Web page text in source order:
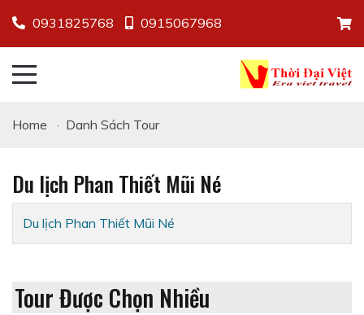
0931825768 0915067968
Home · Danh Sách Tour
Du lịch Phan Thiết Mũi Né
Du lịch Phan Thiết Mũi Né
Tour Được Chọn Nhiều